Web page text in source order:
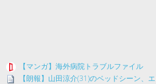
【マンガ】海外病院トラブルファイル
【朗報】山田涼介(31)のベッドシーン、